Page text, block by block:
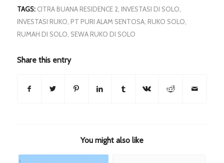
TAGS: CITRA BUANA RESIDENCE 2 INVESTASI DI SOLO
INVESTASI RUKO PT PURI ALAM SENTOSA, RUKO SOLO
RUMAH DI SOLO SEWA RUKO DI SOLO
Share this entry
You might also like